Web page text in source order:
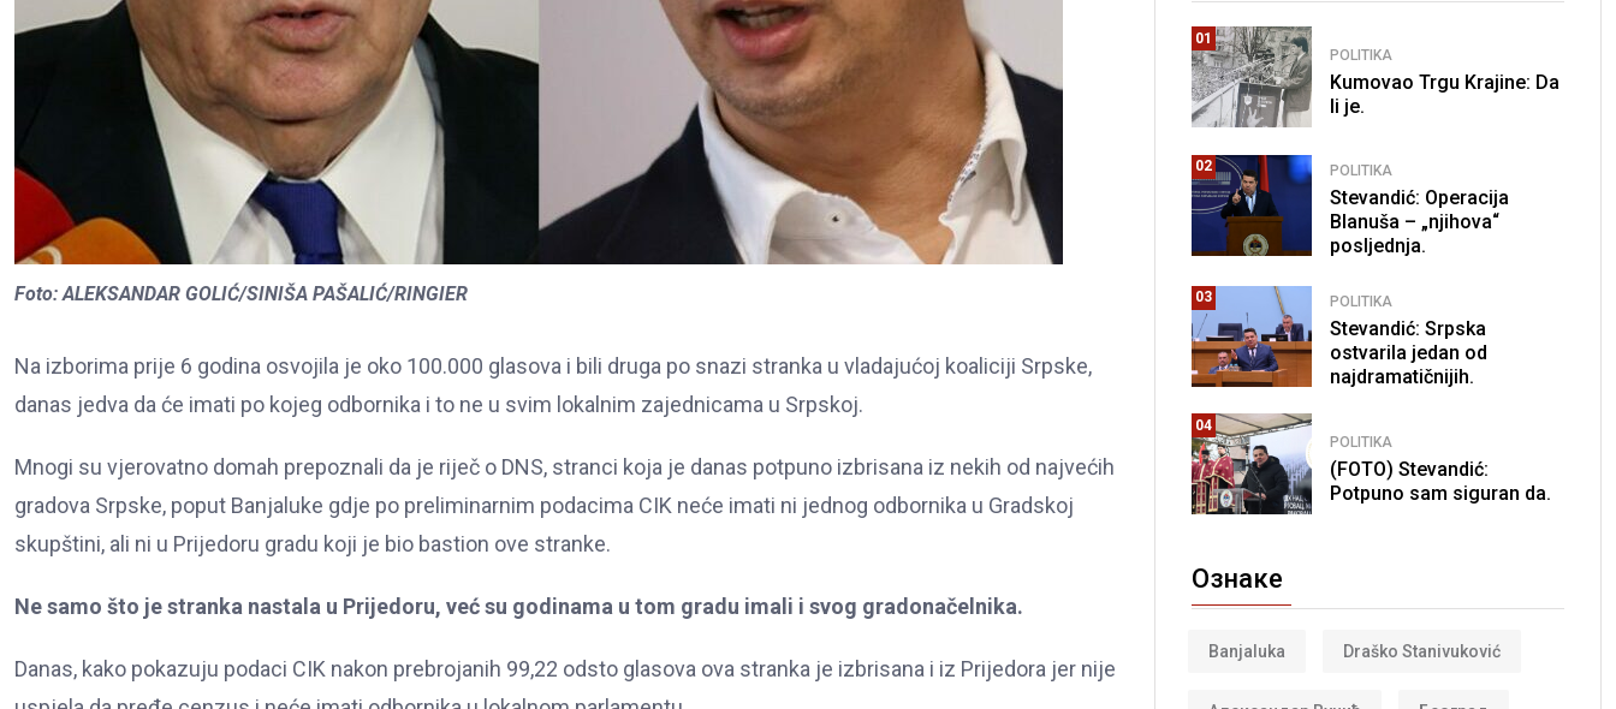
Foto: ALEKSANDAR GOLIĆ/SINIŠA PAŠALIĆ/RINGIER
Na izborima prije 6 godina osvojila je oko 100.000 glasova i bili druga po snazi stranka u vladajućoj koaliciji Srpske,
danas jedva da će imati po kojeg odbornika i to ne u svim lokalnim zajednicama u Srpskoj.
Mnogi su vjerovatno domah prepoznali da je riječ o DNS, stranci koja je danas potpuno izbrisana iz nekih od najvećih
gradova Srpske, poput Banjaluke gdje po preliminarnim podacima CIK neće imati ni jednog odbornika u Gradskoj
skupštini, ali ni u Prijedoru gradu koji je bio bastion ove stranke.
Ne samo što je stranka nastala u Prijedoru, već su godinama u tom gradu imali i svog gradonačelnika.
Danas, kako pokazuju podaci CIK nakon prebrojanih 99,22 odsto glasova ova stranka je izbrisana i iz Prijedora jer nije
01
POLITIKA
Kumovao Trgu Krajine: Da
li je.
02 POLITIKA
Stevandić: Operacija
Blanuša – „njihova“
posljednja.
03 POLITIKA
Stevandić: Srpska
ostvarila jedan od
najdramatičnijih.
04
POLITIKA
(FOTO) Stevandić:
Potpuno sam siguran da.
Ознаке
Banjaluka Draško Stanivuković